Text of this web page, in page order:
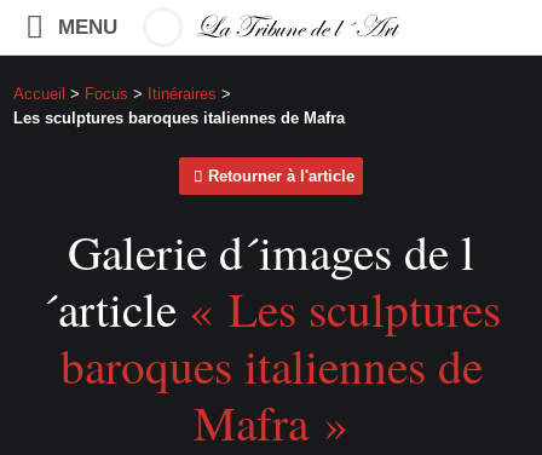
MENU
Accueil > Focus > Itinéraires >
Les sculptures baroques italiennes de Mafra
Retourner à l'article
Galerie d´images de l
´article « Les sculptures
baroques italiennes de
Mafra »